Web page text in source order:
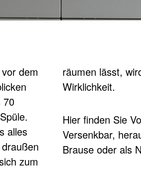
dem
70
alles
zum
bald
Wirklichkeit.
Hier finden Sie Vorfenster-Armaturen in allen Varianten.
Versenkbar,
Brause oder als